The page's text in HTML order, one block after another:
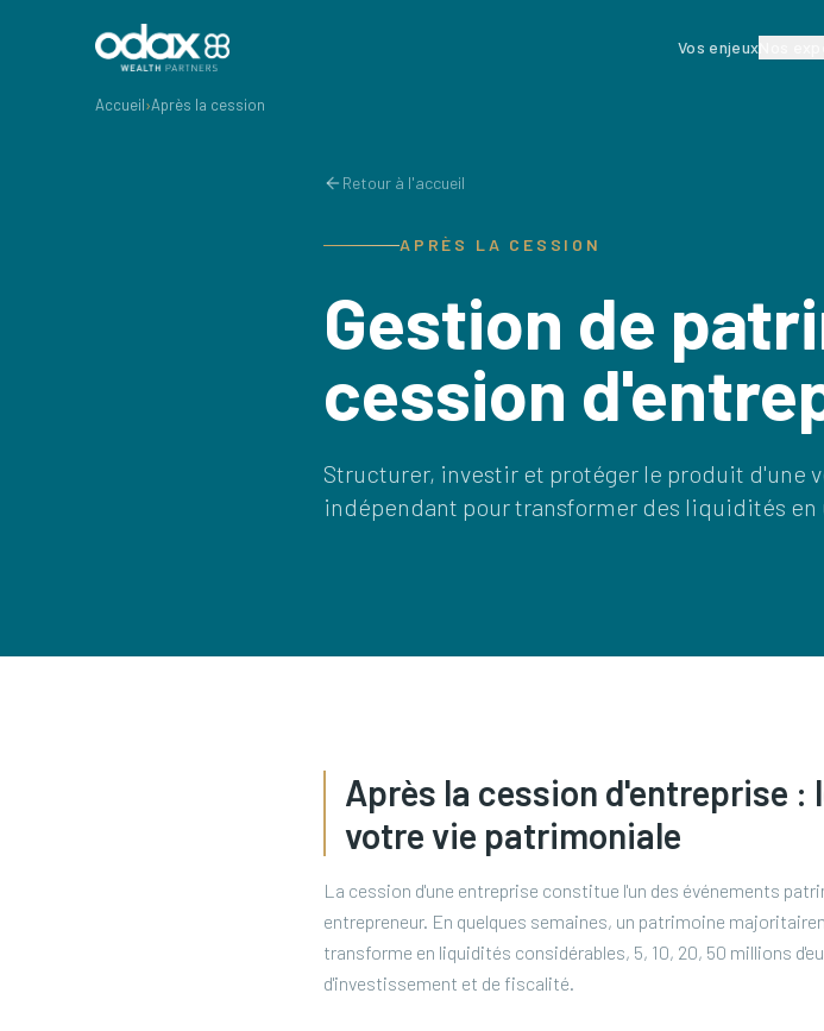
Vos enjeux
Accueil›Après la cession
Retour à l'accueil
APRÈS LA CESSION
Gestion de
cession
Structurer, investir et protéger le produit d'une
indépendant pour transformer des liquidités
Après la cession d'entreprise
votre vie patrimoniale
La cession d'une entreprise constitue l'un des événements
entrepreneur. En quelques semaines, un patrimoine
transforme en liquidités considérables, 5, 10, 20, 50 millions
d'investissement et de fiscalité.